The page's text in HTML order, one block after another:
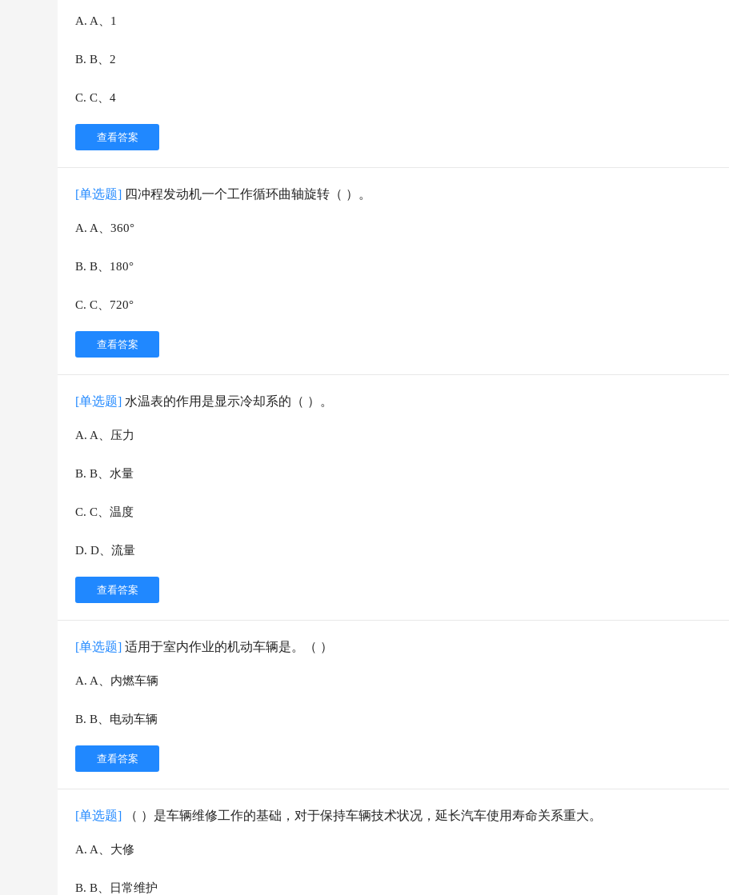
A. A、1
B. B、2
C. C、4
查看答案
[单选题] 四冲程发动机一个工作循环曲轴旋转（ ）。
A. A、360°
B. B、180°
C. C、720°
查看答案
[单选题] 水温表的作用是显示冷却系的（ ）。
A. A、压力
B. B、水量
C. C、温度
D. D、流量
查看答案
[单选题] 适用于室内作业的机动车辆是。（ ）
A. A、内燃车辆
B. B、电动车辆
查看答案
[单选题] （ ）是车辆维修工作的基础，对于保持车辆技术状况，延长汽车使用寿命关系重大。
A. A、大修
B. B、日常维护